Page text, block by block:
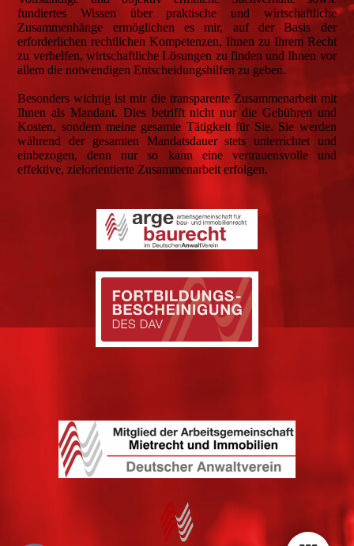
fundiertes Wissen über praktische und wirtschaftliche
Zusammenhänge ermöglichen es mir, auf der Basis der
erforderlichen rechtlichen Kompetenzen, Ihnen zu Ihrem Recht
zu verhelfen, wirtschaftliche Lösungen zu finden und Ihnen vor
allem die notwendigen Entscheidungshilfen zu geben.
Besonders wichtig ist mir die transparente Zusammenarbeit mit
Ihnen als Mandant. Dies betrifft nicht nur die Gebühren und
Kosten, sondern meine gesamte Tätigkeit für Sie. Sie werden
während der gesamten Mandatsdauer stets unterrichtet und
einbezogen, denn nur so kann eine vertrauensvolle und
effektive, zielorientierte Zusammenarbeit erfolgen.